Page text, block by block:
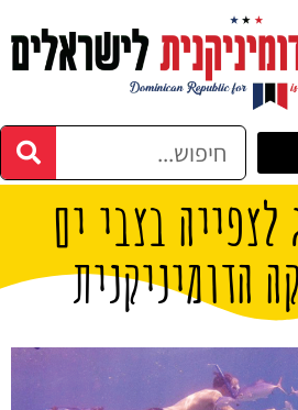
לצפייה בצבי ים
הדומיניקנית